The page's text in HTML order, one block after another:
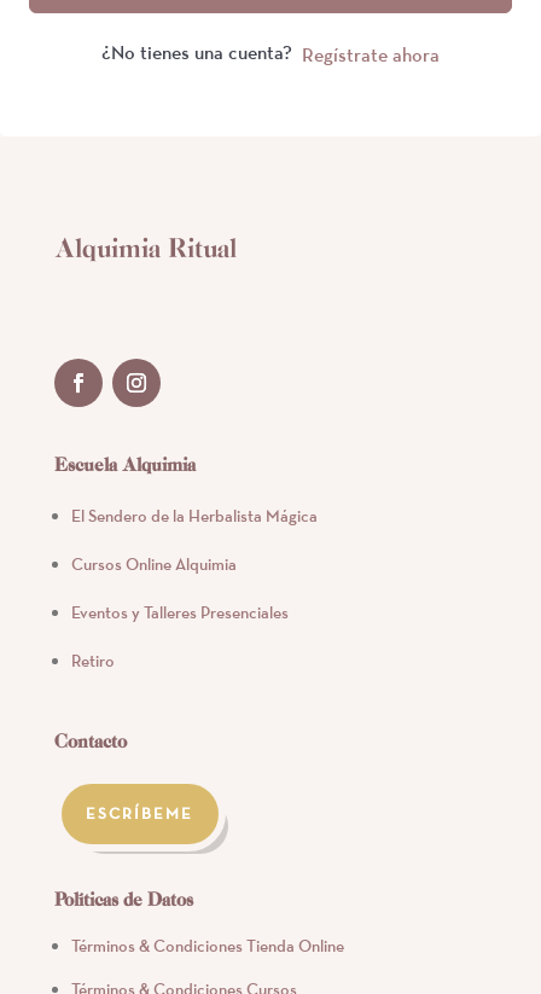
¿No tienes una cuenta? Regístrate ahora
Alquimia Ritual
Escuela Alquimia
El Sendero de la Herbalista Mágica
Cursos Online Alquimia
Eventos y Talleres Presenciales
Retiro
Contacto
ESCRÍBEME
Políticas de Datos
Términos & Condiciones Tienda Online
Términos & Condiciones Cursos